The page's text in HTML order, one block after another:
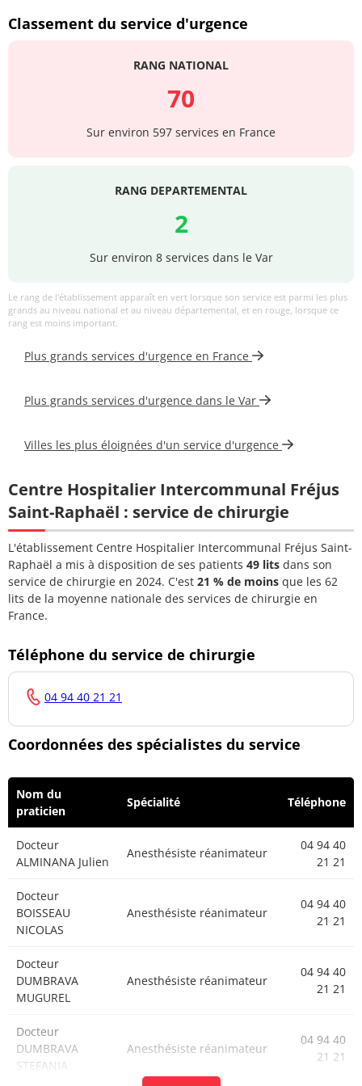
Classement du service d'urgence
RANG NATIONAL
70
Sur environ 597 services en France
RANG DEPARTEMENTAL
2
Sur environ 8 services dans le Var
Le rang de l'établissement apparaît en vert lorsque son service est parmi les plus
grands au niveau national et au niveau départemental, et en rouge, lorsque ce
rang est moins important.
Plus grands services d'urgence en France
Plus grands services d'urgence dans le Var
Villes les plus éloignées d'un service d'urgence
Centre Hospitalier Intercommunal Fréjus
Saint-Raphaël : service de chirurgie
L'établissement Centre Hospitalier Intercommunal Fréjus Saint-
Raphaël a mis à disposition de ses patients 49 lits dans son
service de chirurgie en 2024. C'est 21 % de moins que les 62
lits de la moyenne nationale des services de chirurgie en
France.
Téléphone du service de chirurgie
04 94 40 21 21
Coordonnées des spécialistes du service
Nom du
praticien
Spécialité Téléphone
Docteur
ALMINANA Julien
Anesthésiste réanimateur
04 94 40
21 21
Docteur
BOISSEAU
NICOLAS
Anesthésiste réanimateur
04 94 40
21 21
Docteur
DUMBRAVA
MUGUREL
Anesthésiste réanimateur
04 94 40
21 21
Docteur
DUMBRAVA
STEFANIA
Anesthésiste réanimateur
04 94 40
21 21